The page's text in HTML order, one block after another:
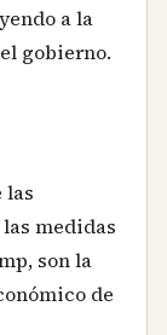
a la
gobierno.
las
medidas
son la
de